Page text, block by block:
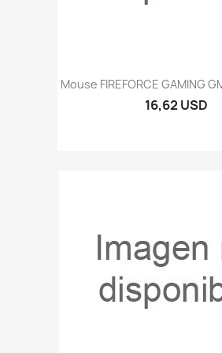
Mouse FIREFORCE GAMING
16,62 USD